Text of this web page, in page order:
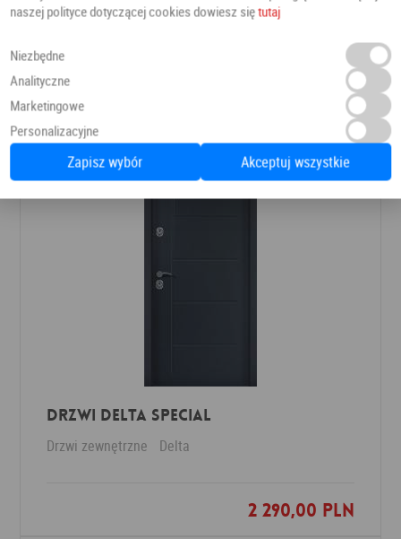
Drzwi AMARYLIS 6
Drzwi czarne wewnętrzne
893,56 PLN
Drzwi Delta SPECIAL
Drzwi zewnętrzne Delta
2 290,00 PLN
Dodaj do ulubionych
naszej polityce dotyczącej cookies dowiesz siętutaj
Niezbędne
Analityczne
Marketingowe
Personalizacyjne
Zapisz wybór Akceptuj wszystkie